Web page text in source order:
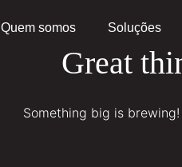
Quem somos Soluções
Great
Something big is